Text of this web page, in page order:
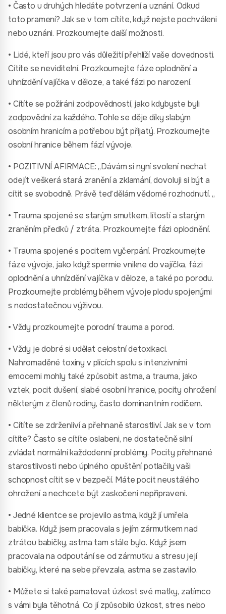
• Často u druhých hledáte potvrzení a uznání. Odkud
toto pramení? Jak se v tom cítíte, když nejste pochváleni
nebo uznáni. Prozkoumejte další možnosti.
• Lidé, kteří jsou pro vás důležití přehlíží vaše dovednosti.
Cítíte se neviditelní. Prozkoumejte fáze oplodnění a
uhnízdění vajíčka v děloze, a také fázi po narození.
• Cítíte se požíráni zodpovědností, jako kdybyste byli
zodpovědní za každého. Tohle se děje díky slabým
osobním hranicím a potřebou být přijatý. Prozkoumejte
osobní hranice během fází vývoje.
• POZITIVNÍ AFIRMACE: „Dávám si nyní svolení nechat
odejít veškerá stará zranění a zklamání, dovoluji si být a
cítit se svobodně. Právě teď dělám vědomé rozhodnutí. „
• Trauma spojené se starým smutkem, lítostí a starým
zraněním předků / ztráta. Prozkoumejte fázi oplodnění.
• Trauma spojené s pocitem vyčerpání. Prozkoumejte
fáze vývoje, jako když spermie vnikne do vajíčka, fázi
oplodnění a uhnízdění vajíčka v děloze, a také po porodu.
Prozkoumejte problémy během vývoje plodu spojenými
s nedostatečnou výživou.
• Vždy prozkoumejte porodní trauma a porod.
• Vždy je dobré si udělat celostní detoxikaci.
Nahromaděné toxiny v plících spolu s intenzivními
emocemi mohly také způsobit astma, a trauma, jako
vztek, pocit dušení, slabé osobní hranice, pocity ohrožení
některým z členů rodiny, často dominantním rodičem.
• Cítíte se zdrženliví a přehnaně starostliví. Jak se v tom
cítíte? Často se cítíte oslabeni, ne dostatečně silní
zvládat normální každodenní problémy. Pocity přehnané
starostlivosti nebo úplného opuštění potlačily vaši
schopnost cítit se v bezpečí. Máte pocit neustálého
ohrožení a nechcete být zaskočeni nepřipraveni.
• Jedné klientce se projevilo astma, když jí umřela
babička. Když jsem pracovala s jejím zármutkem nad
ztrátou babičky, astma tam stále bylo. Když jsem
pracovala na odpoutání se od zármutku a stresu její
babičky, které na sebe převzala, astma se zastavilo.
• Můžete si také pamatovat úzkost své matky, zatímco
s vámi byla těhotná. Co jí způsobilo úzkost, stres nebo